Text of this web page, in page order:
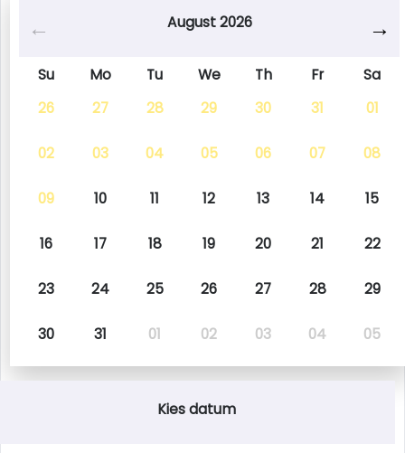
August 2026
Su Mo Tu We Th Fr
Sa
26
27 28 29 30 31 01
02 03 04 05 06 07 08
09 10 11 12 13 14 15
16 17 18 19 20 21 22
23 24 25 26 27 28 29
30 31 01 02 03 04 05
Kies datum